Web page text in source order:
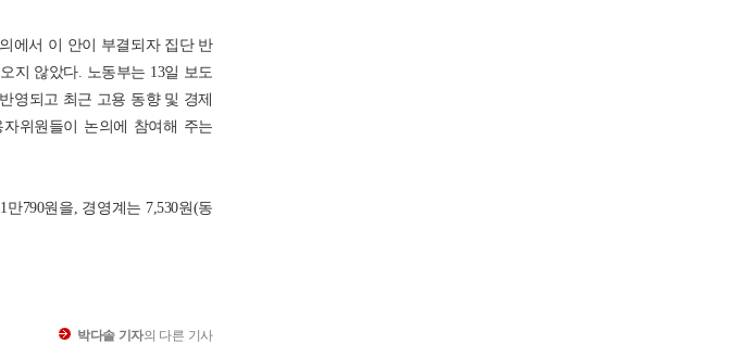
에서 이 안이 부결되자 집단 반
지 않았다. 노동부는 13일 보도
영되고 최근 고용 동향 및 경제
위원들이 논의에 참여해 주는
790원을, 경영계는 7,530원(동
박다솔 기자의 다른 기사